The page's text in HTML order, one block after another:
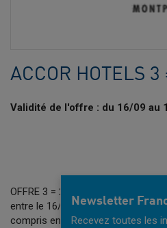
ACCOR HOTELS 3
Validité de l'offre : du 16/09 au
OFFRE 3 = 2 pour la rentrée
entre le 16/9 et le 19/10/2014 et
compris entre le 22/9 et le 14/12/
Newsletter
Recevez toutes les